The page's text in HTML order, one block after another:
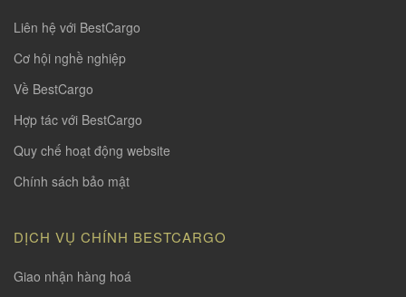
Liên hệ với BestCargo
Cơ hội nghề nghiệp
Về BestCargo
Hợp tác với BestCargo
Quy chế hoạt động website
Chính sách bảo mật
DỊCH VỤ CHÍNH BESTCARGO
Giao nhận hàng hoá